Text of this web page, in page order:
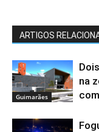
ARTIGOS
Guimarães
na